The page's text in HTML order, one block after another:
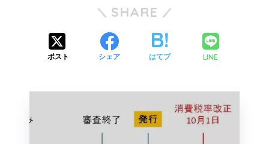
SHARE
ポスト シェア はてブ LINE